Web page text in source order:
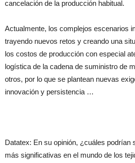
cancelación de la producción habitual.
Actualmente, los complejos escenarios
trayendo nuevos retos y creando una
los costos de producción con especial
logística de la cadena de suministro de
otros, por lo que se plantean nuevas
innovación y persistencia …
Datatex: En su opinión, ¿cuáles podrían
más significativas en el mundo de los